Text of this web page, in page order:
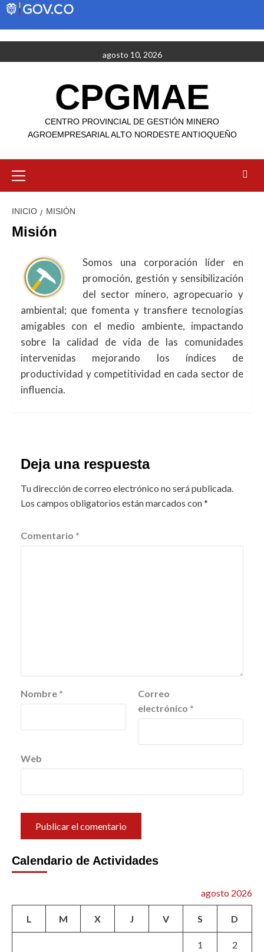
al
agosto 10, 2026
CPGMAE
CENTRO PROVINCIAL DE GESTIÓN MINERO
AGROEMPRESARIAL ALTO NORDESTE ANTIOQUEÑO
primario
INICIO MISIÓN
Misión
Somos una corporación líder en
promoción, gestión y sensibilización
del sector minero, agropecuario y
ambiental; que fomenta y transfiere tecnologías
amigables con el medio ambiente, impactando
sobre la calidad de vida de las comunidades
intervenidas mejorando los índices de
productividad y competitividad en cada sector de
influencia.
Deja una respuesta
Tu dirección de correo electrónico no será publicada.
Los campos obligatorios están marcados con*
Comentario *
Nombre *
Correo
electrónico *
Web
Calendario de Actividades
agosto 2026
L M X J V S D
1 2